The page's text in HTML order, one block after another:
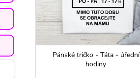
ů
o
d
Pánské tričko - Táta - úřední
hodiny